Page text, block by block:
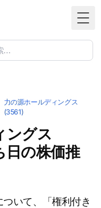
力の源ホールディングス
(3561)
ングス
日の株価推
いて、「権利付き